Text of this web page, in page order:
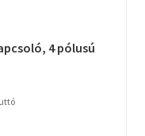
4 pólusú